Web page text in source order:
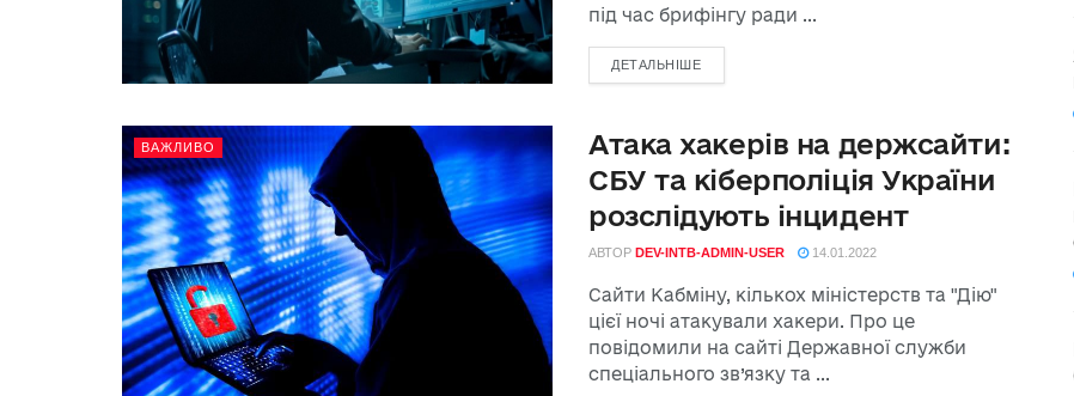
під час брифінгу ради ...
ДЕТАЛЬНІШЕ
ВАЖЛИВО
Атака хакерів на держсайти:
СБУ та кіберполіція України
розслідують інцидент
АВТОР DEV-INTB-ADMIN-USER 14.01.2022
Сайти Кабміну, кількох міністерств та "Дію"
цієї ночі атакували хакери. Про це
повідомили на сайті Державної служби
спеціального зв’язку та ...